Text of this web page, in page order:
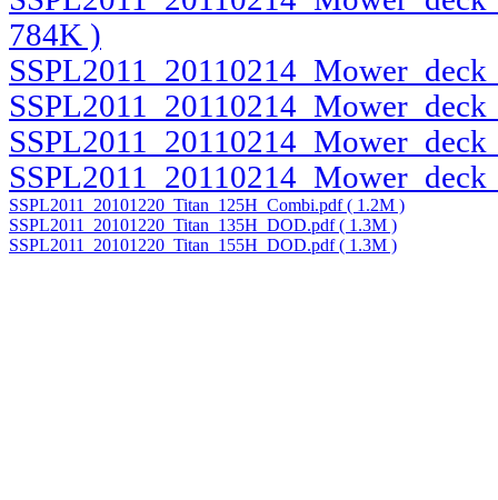
784K )
SSPL2011_20101220_Titan_125H_Combi.pdf ( 1.2M )
SSPL2011_20101220_Titan_135H_DOD.pdf ( 1.3M )
SSPL2011_20101220_Titan_155H_DOD.pdf ( 1.3M )